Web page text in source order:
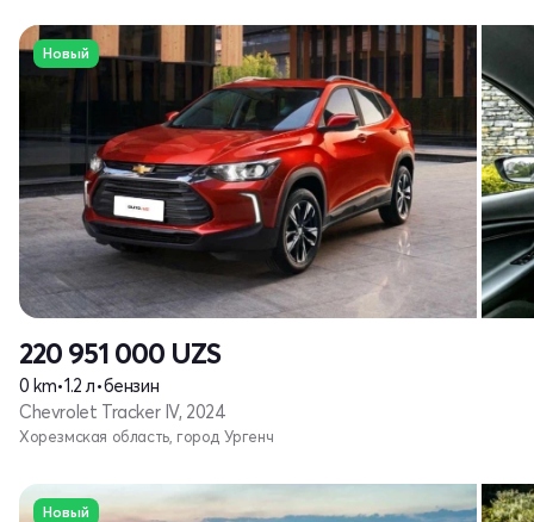
Новый
220 951 000 UZS
0 km•1.2 л•бензин
Chevrolet Tracker IV, 2024
Хорезмская область, город Ургенч
Новый